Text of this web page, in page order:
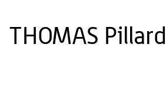
THOMAS Pillard